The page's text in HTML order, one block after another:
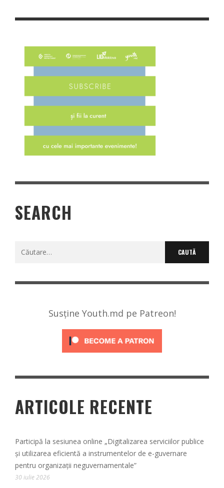
SEARCH
Caută
Susține Youth.md pe Patreon!
ARTICOLE RECENTE
Participă la sesiunea online „Digitalizarea serviciilor publice
și utilizarea eficientă a instrumentelor de e-guvernare
pentru organizații neguvernamentale”
30 iulie 2026